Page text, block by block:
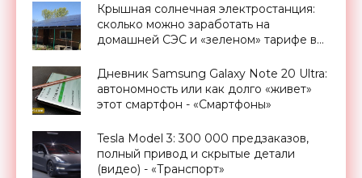
Крышная солнечная электростанция:
сколько можно заработать на
домашней СЭС и «зеленом» тарифе в
Дневник Samsung Galaxy Note 20 Ultra:
автономность или как долго «живет»
этот смартфон - «Смартфоны»
Tesla Model 3: 300 000 предзаказов,
полный привод и скрытые детали
(видео) - «Транспорт»